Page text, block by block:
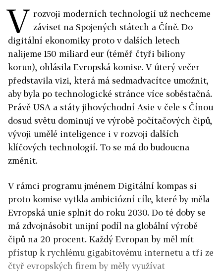
V rozvoji moderních technologií už nechceme
záviset na Spojených státech a Číně. Do
digitální ekonomiky proto v dalších letech
nalijeme 150 miliard eur (téměř čtyři biliony
korun), ohlásila Evropská komise. V úterý večer
představila vizi, která má sedmadvacítce umožnit,
aby byla po technologické stránce více soběstačná.
Právě USA a státy jihovýchodní Asie v čele s Čínou
dosud světu dominují ve výrobě počítačových čipů,
vývoji umělé inteligence i v rozvoji dalších
klíčových technologií. To se má do budoucna
změnit.
V rámci programu jménem Digitální kompas si
proto komise vytkla ambiciózní cíle, které by měla
Evropská unie splnit do roku 2030. Do té doby se
má zdvojnásobit unijní podíl na globální výrobě
čipů na 20 procent. Každý Evropan by měl mít
přístup k rychlému gigabitovému internetu a tři ze
čtyř evropských firem by měly využívat